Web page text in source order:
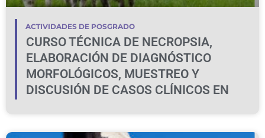
ACTIVIDADES DE POSGRADO
CURSO TÉCNICA DE NECROPSIA,
ELABORACIÓN DE DIAGNÓSTICO
MORFOLÓGICOS, MUESTREO Y
DISCUSIÓN DE CASOS CLÍNICOS EN